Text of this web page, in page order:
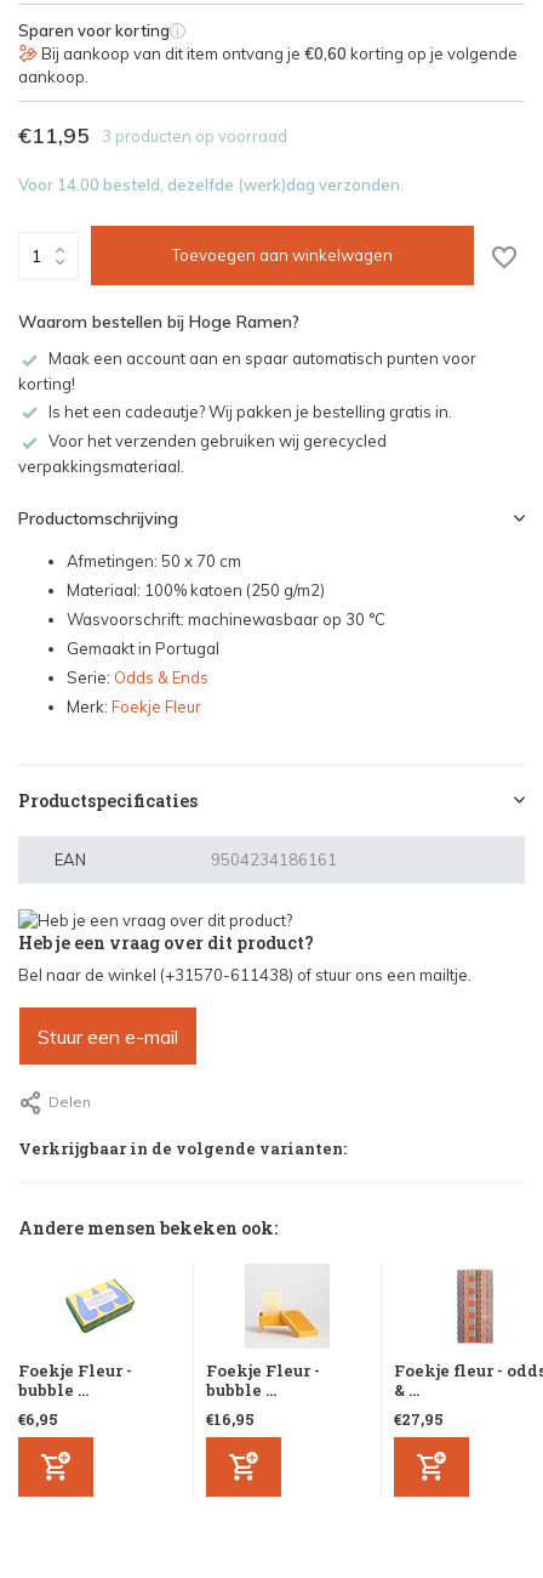
Sparen voor korting i
Bij aankoop van dit item ontvang je €0,60 korting op je volgende
aankoop.
€11,95 3 producten op voorraad
Voor 14.00 besteld, dezelfde (werk)dag verzonden.
Toevoegen aan winkelwagen
Waarom bestellen bij Hoge Ramen?
Maak een account aan en spaar automatisch punten voor
korting!
Is het een cadeautje? Wij pakken je bestelling gratis in.
Voor het verzenden gebruiken wij gerecycled
verpakkingsmateriaal.
Productomschrijving
Afmetingen: 50 x 70 cm
Materiaal: 100% katoen (250 g/m2)
Wasvoorschrift: machinewasbaar op 30 °C
Gemaakt in Portugal
Serie: Odds & Ends
Merk: Foekje Fleur
Productspecificaties
EAN 9504234186161
Heb je een vraag over dit product?
Bel naar de winkel (+31570-611438) of stuur ons een mailtje.
Stuur een e-mail
Delen
Verkrijgbaar in de volgende varianten:
Andere mensen bekeken ook:
Foekje Fleur -
bubble ...
€6,95
Foekje Fleur -
bubble ...
€16,95
Foekje fleur -
& ...
€27,95